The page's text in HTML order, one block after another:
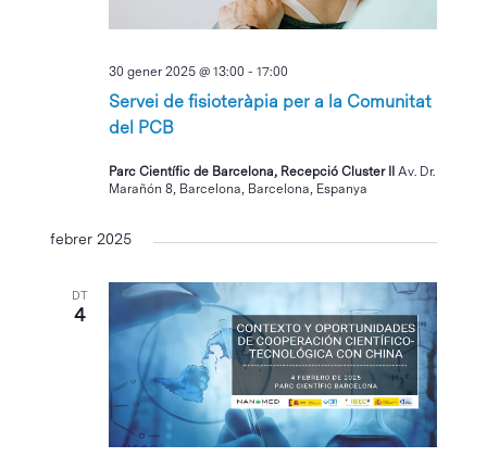
Servei de fisioteràpia per a la Comunitat
del PCB
30 gener 2025 @ 13:00 -17:00
Parc Científic de Barcelona, Recepció Cluster IIAv. Dr.
Marañón 8, Barcelona, Barcelona, Espanya
febrer 2025
DT
4